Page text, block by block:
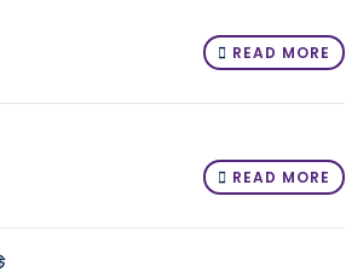
READ MORE
READ MORE